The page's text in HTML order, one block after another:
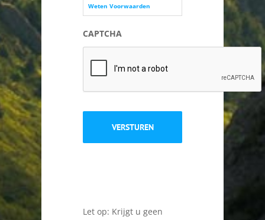
Weten Voorwaarden
CAPTCHA
Let op: Krijgt u geen